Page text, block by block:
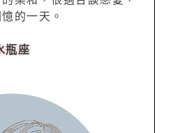
的一天。
瓶座